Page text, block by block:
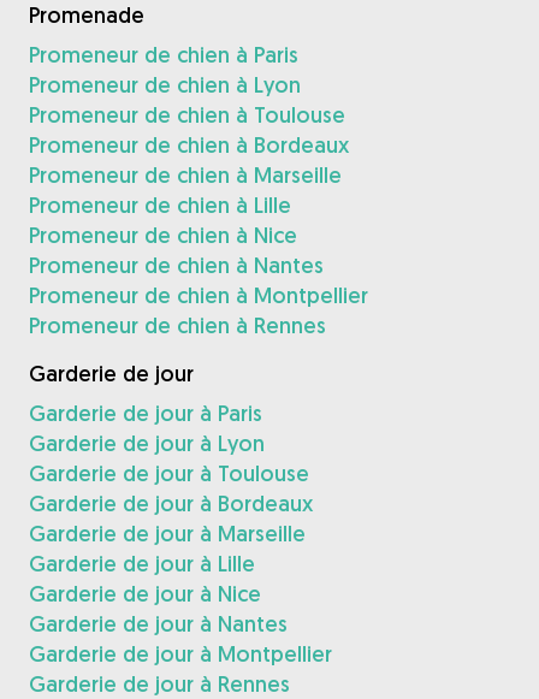
Promenade
Promeneur de chien à Paris
Promeneur de chien à Lyon
Promeneur de chien à Toulouse
Promeneur de chien à Bordeaux
Promeneur de chien à Marseille
Promeneur de chien à Lille
Promeneur de chien à Nice
Promeneur de chien à Nantes
Promeneur de chien à Montpellier
Promeneur de chien à Rennes
Garderie de jour
Garderie de jour à Paris
Garderie de jour à Lyon
Garderie de jour à Toulouse
Garderie de jour à Bordeaux
Garderie de jour à Marseille
Garderie de jour à Lille
Garderie de jour à Nice
Garderie de jour à Nantes
Garderie de jour à Montpellier
Garderie de jour à Rennes